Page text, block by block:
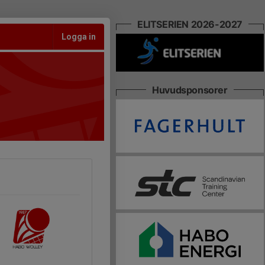
Logga in
ELITSERIEN 2026-2027
Huvudsponsorer